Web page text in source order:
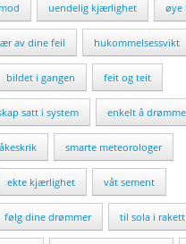
uendelig kjærlighet øye
av dine feil hukommelsessvikt
bildet i gangen feit og teit
satt i system enkelt å
smarte meteorologer
ekte kjærlighet våt sement
følg dine drømmer til sola i rakett